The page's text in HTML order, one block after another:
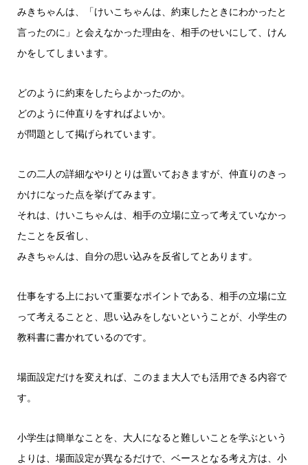
みきちゃんは、「けいこちゃんは、約束したときにわかったと
言ったのに」と会えなかった理由を、相手のせいにして、けん
かをしてしまいます。
どのように約束をしたらよかったのか。
どのように仲直りをすればよいか。
が問題として掲げられています。
この二人の詳細なやりとりは置いておきますが、仲直りのきっ
かけになった点を挙げてみます。
それは、けいこちゃんは、相手の立場に立って考えていなかっ
たことを反省し、
みきちゃんは、自分の思い込みを反省してとあります。
仕事をする上において重要なポイントである、相手の立場に立
って考えることと、思い込みをしないということが、小学生の
教科書に書かれているのです。
場面設定だけを変えれば、このまま大人でも活用できる内容で
す。
小学生は簡単なことを、大人になると難しいことを学ぶという
よりは、場面設定が異なるだけで、ベースとなる考え方は、小